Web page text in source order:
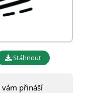
Stáhnout
vám přináší